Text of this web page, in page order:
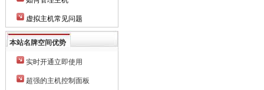
虚拟主机常见问题
本站名牌空间优势
实时开通立即使用
超强的主机控制面板